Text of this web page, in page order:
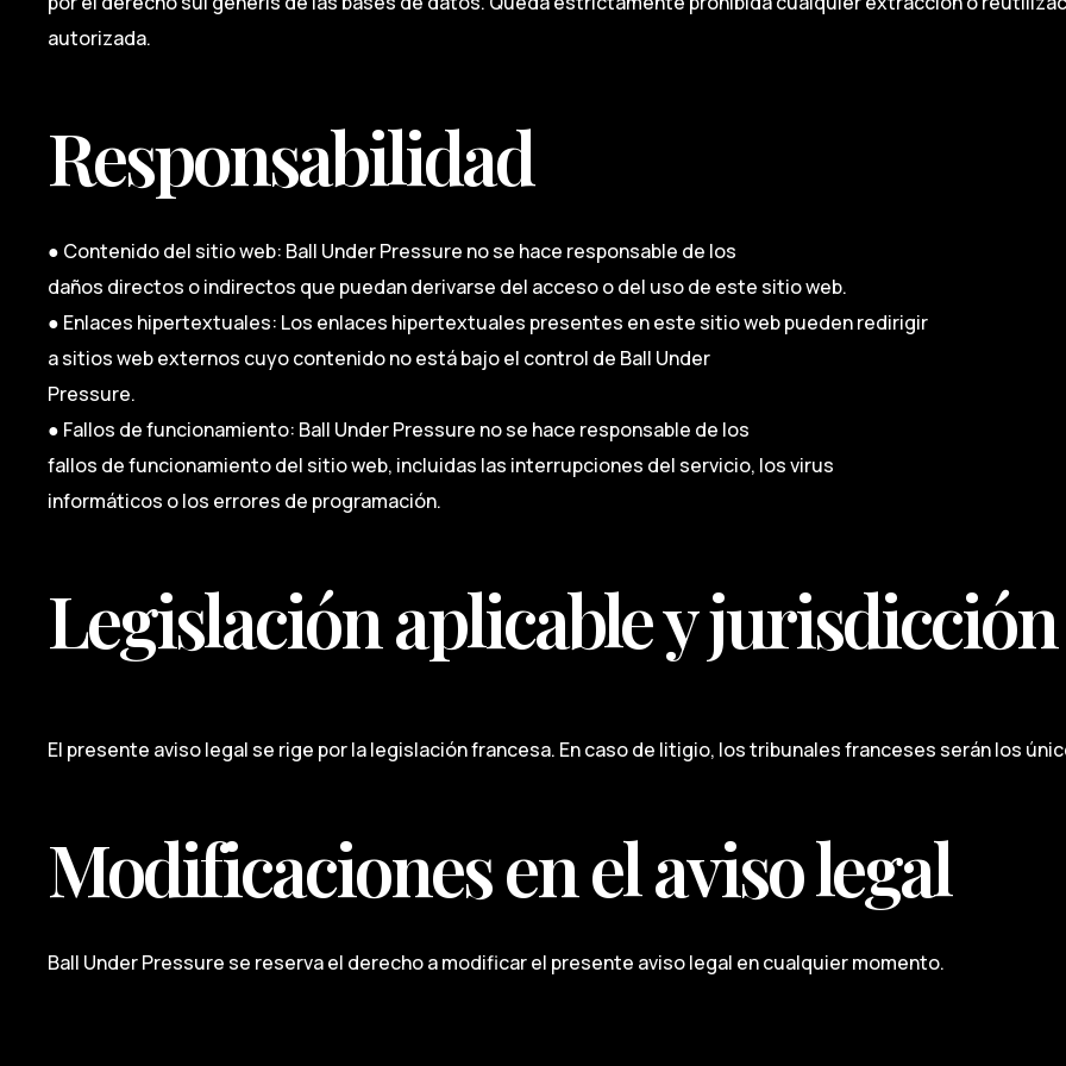
autorizada.
Responsabilidad
● Contenido del sitio web: Ball Under Pressure no se hace responsable de los
daños directos o indirectos que puedan derivarse del acceso o del uso de este sitio web.
● Enlaces hipertextuales: Los enlaces hipertextuales presentes en este sitio web pueden redirigir
a sitios web externos cuyo contenido no está bajo el control de Ball Under
Pressure.
● Fallos de funcionamiento: Ball Under Pressure no se hace responsable de los
fallos de funcionamiento del sitio web, incluidas las interrupciones del servicio, los virus
informáticos o los errores de programación.
Legislación aplicable y
El presente aviso legal se rige por la legislación francesa. En caso de litigio, los tribunales franceses serán los
Modificaciones en el aviso legal
Ball Under Pressure se reserva el derecho a modificar el presente aviso legal en cualquier momento.